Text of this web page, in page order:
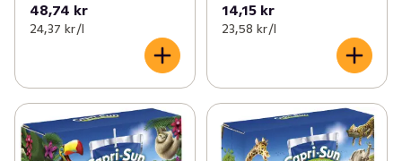
48,74 kr
24,37 kr /l
14,15 kr
23,58 kr /l